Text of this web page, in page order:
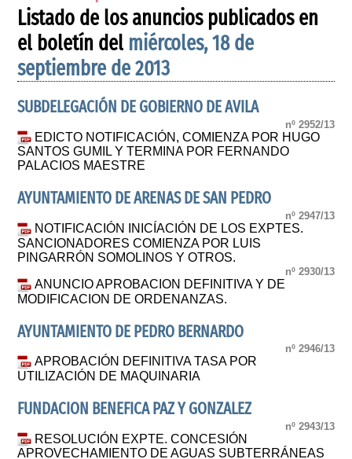
Listado de los anuncios publicados en
el boletín del miércoles, 18 de
septiembre de 2013
SUBDELEGACIÓN DE GOBIERNO DE AVILA
nº 2952/13
EDICTO NOTIFICACIÓN, COMIENZA POR HUGO
SANTOS GUMIL Y TERMINA POR FERNANDO
PALACIOS MAESTRE
AYUNTAMIENTO DE ARENAS DE SAN PEDRO
nº 2947/13
NOTIFICACIÓN INICÍACIÓN DE LOS EXPTES.
SANCIONADORES COMIENZA POR LUIS
PINGARRÓN SOMOLINOS Y OTROS.
nº 2930/13
ANUNCIO APROBACION DEFINITIVA Y DE
MODIFICACION DE ORDENANZAS.
AYUNTAMIENTO DE PEDRO BERNARDO
nº 2946/13
APROBACIÓN DEFINITIVA TASA POR
UTILIZACIÓN DE MAQUINARIA
FUNDACION BENEFICA PAZ Y GONZALEZ
nº 2943/13
RESOLUCIÓN EXPTE. CONCESIÓN
APROVECHAMIENTO DE AGUAS SUBTERRÁNEAS